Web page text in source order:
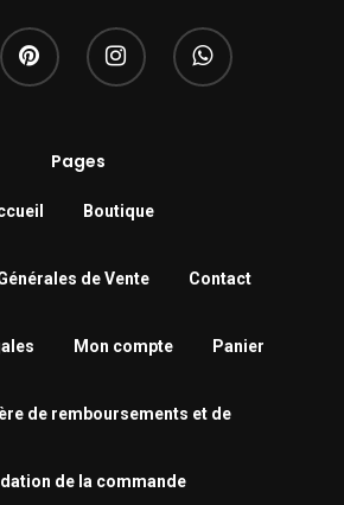
Pages
Boutique
de Vente Contact
Mon compte Panier
de remboursements et de
de la commande